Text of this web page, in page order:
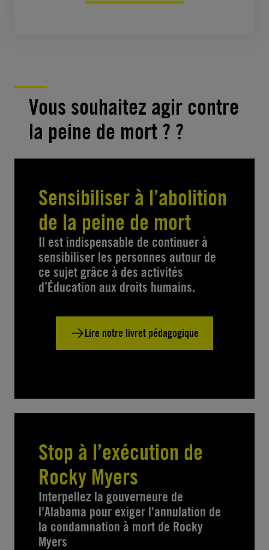
Vous souhaitez agir contre
la peine de mort ? ?
Sensibiliser à l’abolition
de la peine de mort
Il est indispensable de continuer à
sensibiliser les personnes autour de
ce sujet grâce à des activités
d’Éducation aux droits humains.
Lire notre livret pédagogique
Stop à l’exécution de
Rocky Myers
Interpellez la gouverneure de
l'Alabama pour exiger l'annulation de
la condamnation à mort de Rocky
Myers